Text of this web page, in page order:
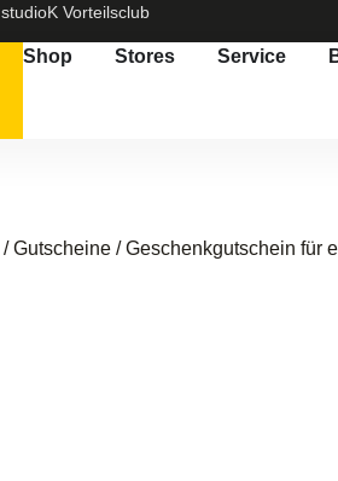
studioK Vorteilsclub
Shop Stores Service
/Gutscheine / Geschenkgutschein für